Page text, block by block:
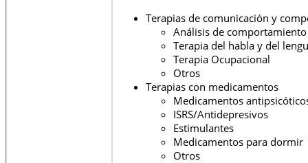
Terapias de comunicación y
Análisis de
Terapia del habla y del
Terapia Ocupacional
Otros
Terapias con medicamentos
Medicamentos
ISRS/Antidepresivos
Estimulantes
Medicamentos para dormir
Otros